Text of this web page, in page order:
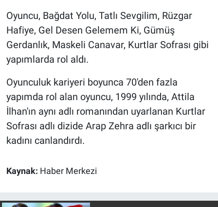
Oyuncu, Bağdat Yolu, Tatlı Sevgilim, Rüzgar
Hafiye, Gel Desen Gelemem Ki, Gümüş
Gerdanlık, Maskeli Canavar, Kurtlar Sofrası gibi
yapımlarda rol aldı.
Oyunculuk kariyeri boyunca 70'den fazla
yapımda rol alan oyuncu, 1999 yılında, Attila
İlhan'ın aynı adlı romanından uyarlanan Kurtlar
Sofrası adlı dizide Arap Zehra adlı şarkıcı bir
kadını canlandırdı.
Kaynak: Haber Merkezi
Canlı Yayın